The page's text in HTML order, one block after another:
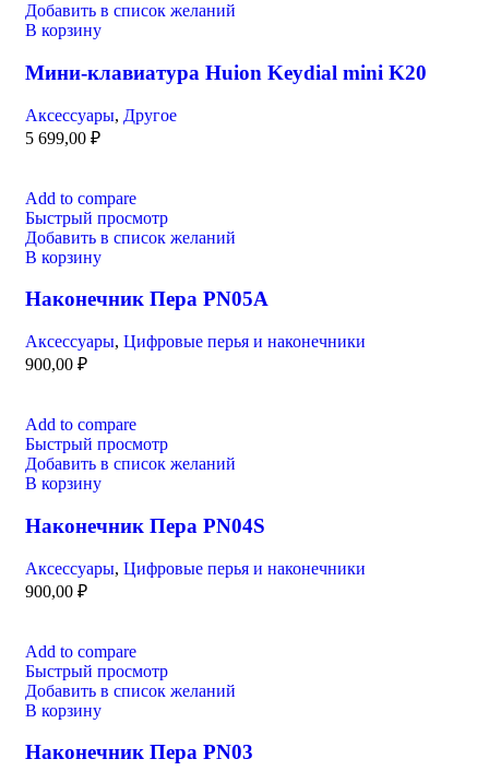
Добавить в список желаний
В корзину
Мини-клавиатура Huion Keydial mini K20
Аксессуары, Другое
5 699,00 ₽
Add to compare
Быстрый просмотр
Добавить в список желаний
В корзину
Наконечник Пера PN05A
Аксессуары, Цифровые перья и наконечники
900,00 ₽
Add to compare
Быстрый просмотр
Добавить в список желаний
В корзину
Наконечник Пера PN04S
Аксессуары, Цифровые перья и наконечники
900,00 ₽
Add to compare
Быстрый просмотр
Добавить в список желаний
В корзину
Наконечник Пера PN03